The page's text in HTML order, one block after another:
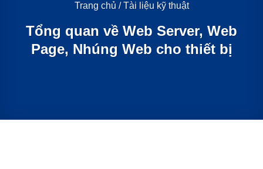
Trang chủ /Tài liệu kỹ thuật
Tổng quan về Web Server, Web
Page, Nhúng Web cho thiết bị